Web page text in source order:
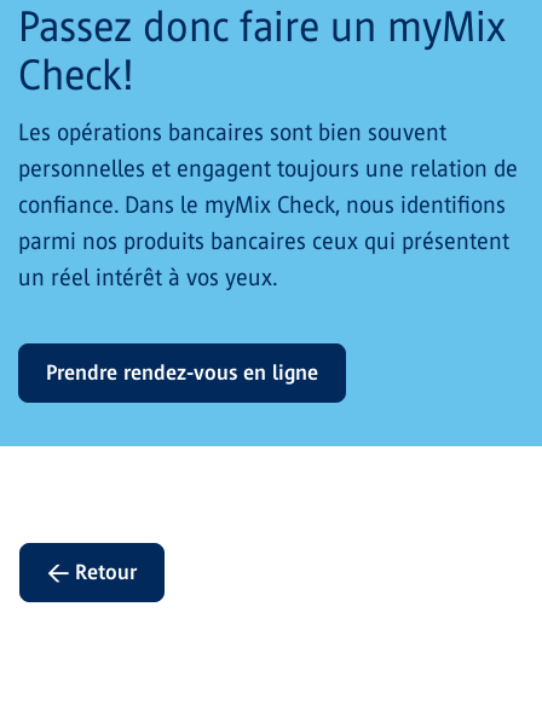
Passez donc faire un myMix
Check!
Les opérations bancaires sont bien souvent
personnelles et engagent toujours une relation de
confiance. Dans le myMix Check, nous identifions
parmi nos produits bancaires ceux qui présentent
un réel intérêt à vos yeux.
Prendre rendez-vous en ligne
← Retour